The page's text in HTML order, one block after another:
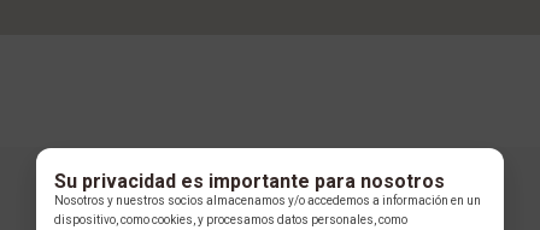
Su privacidad es importante para nosotros
Nosotros y nuestros socios almacenamos y/o accedemos a información en un
dispositivo, como cookies, y procesamos datos personales, como